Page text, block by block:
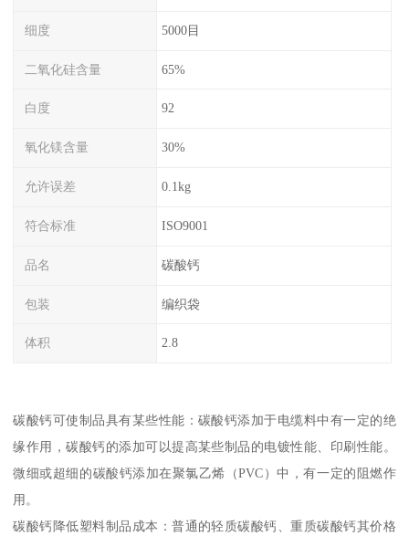
细度 5000目
二氧化硅含量 65%
白度 92
氧化镁含量 30%
允许误差 0.1kg
符合标准 ISO9001
品名 碳酸钙
包装 编织袋
体积 2.8
碳酸钙可使制品具有某些性能：碳酸钙添加于电缆料中有一定的绝
缘作用，碳酸钙的添加可以提高某些制品的电镀性能、印刷性能。
微细或超细的碳酸钙添加在聚氯乙烯（PVC）中，有一定的阻燃作
用。
碳酸钙降低塑料制品成本：普通的轻质碳酸钙、重质碳酸钙其价格